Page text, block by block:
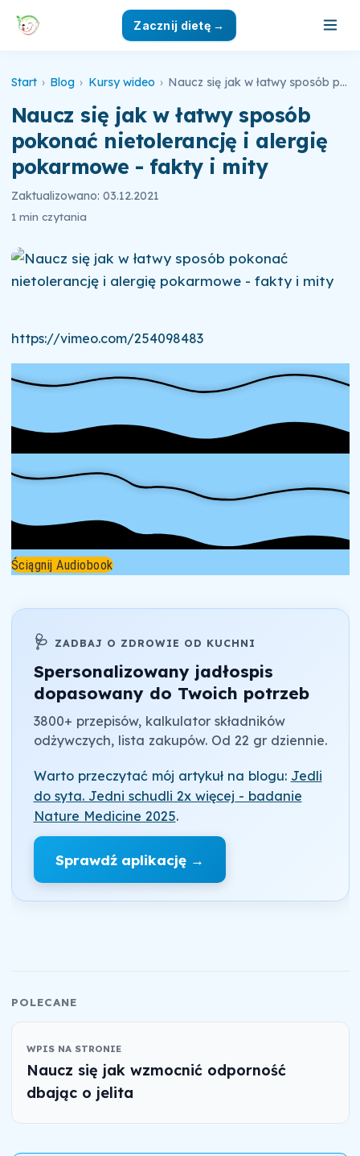
Zacznij dietę →
Start › Blog › Kursy wideo › Naucz się jak w łatwy sposób pokonać nietolerancję i alergię pokarmowe - fakty i mity
Naucz się jak w łatwy sposób
pokonać nietolerancję i alergię
pokarmowe - fakty i mity
Zaktualizowano: 03.12.2021
1 min czytania
https://vimeo.com/254098483
Ściągnij Audiobook
🩺 ZADBAJ O ZDROWIE OD KUCHNI
Spersonalizowany jadłospis
dopasowany do Twoich potrzeb
3800+ przepisów, kalkulator składników
odżywczych, lista zakupów. Od 22 gr dziennie.
Warto przeczytać mój artykuł na blogu: Jedli
do syta. Jedni schudli 2x więcej - badanie
Nature Medicine 2025.
Sprawdź aplikację →
POLECANE
WPIS NA STRONIE
Naucz się jak wzmocnić odporność
dbając o jelita